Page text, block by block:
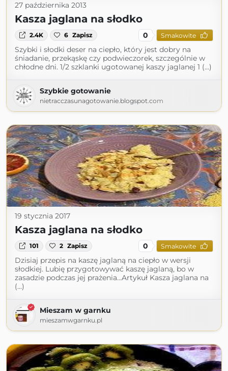
27 października 2013
Kasza jaglana na słodko
2.4K 6 Zapisz 0 Smakowite
Szybki i słodki deser na ciepło, który jest dobry na
śniadanie, przekąskę czy podwieczorek, szczególnie w
chłodne dni. 1/2 szklanki ugotowanej kaszy jaglanej 1 (...)
Szybkie gotowanie
nietracczasunagotowanie.blogspot.com
19 stycznia 2017
Kasza jaglana na słodko
101 2 Zapisz 0 Smakowite
Dzisiaj przepis na kaszę jaglaną na ciepło w wersji
słodkiej. Lubię przygotowywać kaszę jaglaną, bo w
zasadzie podczas jej prażenia...Artykuł Kasza jaglana na
(...)
Mieszam w garnku
mieszamwgarnku.pl